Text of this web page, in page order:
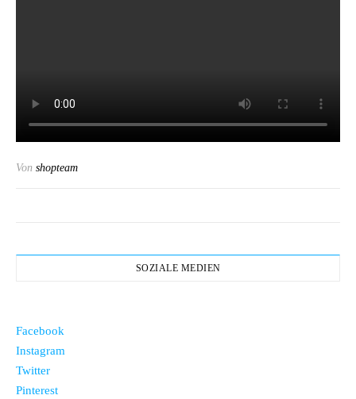
Von shopteam
SOZIALE MEDIEN
Facebook
Instagram
Twitter
Pinterest